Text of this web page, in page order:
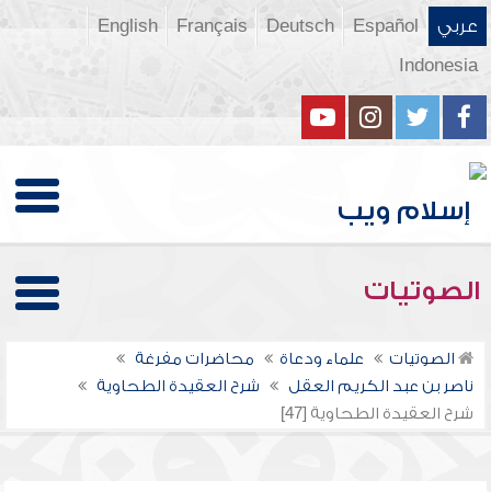
عربي Español
Deutsch
Français
English
Indonesia
الصوتيات
الصوتيات علماء ودعاة
محاضرات مفرغة
ناصر بن عبد الكريم العقل
شرح العقيدة الطحاوية
شرح العقيدة الطحاوية [47]